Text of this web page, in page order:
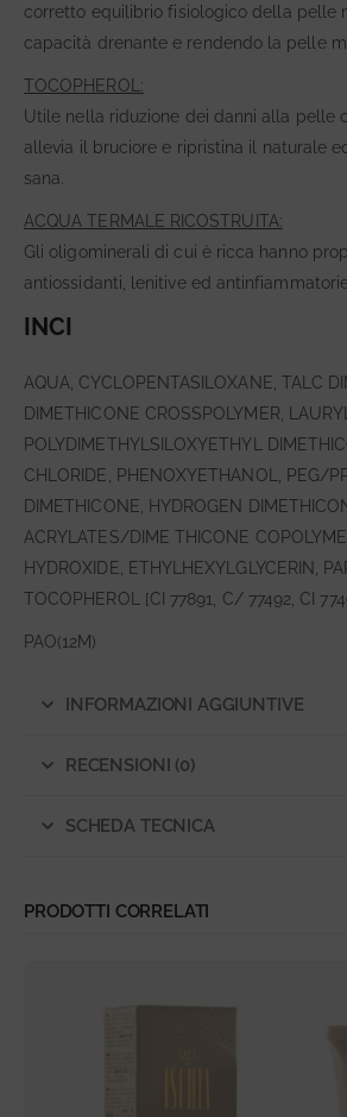
corretto equilibrio fisiologico della pelle
capacità drenante e rendendo la pelle
TOCOPHEROL:
Utile nella riduzione dei danni alla pelle
allevia il bruciore e ripristina il naturale
sana.
ACQUA TERMALE RICOSTRUITA:
Gli oligominerali di cui è ricca hanno
antiossidanti, lenitive ed
INCI
AQUA, CYCLOPENTASILOXANE, TALC
DIMETHICONE CROSSPOLYMER,
POLYDIMETHYLSILOXYETHYL
CHLORIDE, PHENOXYETHANOL, PEG/
DIMETHICONE, HYDROGEN
ACRYLATES/DIME THICONE
HYDROXIDE, ETHYLHEXYLGLYCERIN,
TOCOPHEROL [CI 77891, C/ 77492, CI
PAO(12M)
INFORMAZIONI AGGIUNTIVE
RECENSIONI (0)
SCHEDA TECNICA
PRODOTTI CORRELATI